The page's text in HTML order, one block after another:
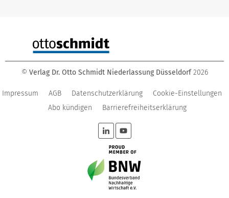
© Verlag Dr. Otto Schmidt Niederlassung Düsseldorf 2026
Impressum AGB Datenschutzerklärung
Cookie-Einstellungen
Abo kündigen
Barrierefreiheitserklärung